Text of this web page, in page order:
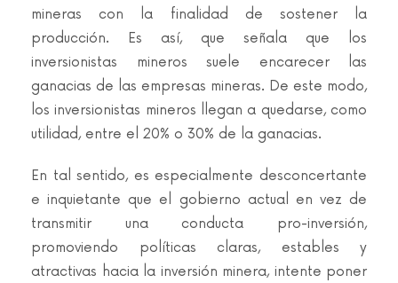
mineras con la finalidad de sostener la
producción. Es así, que señala que los
inversionistas mineros suele encarecer las
ganacias de las empresas mineras. De este modo,
los inversionistas mineros llegan a quedarse, como
utilidad, entre el 20% o 30% de la ganacias.
En tal sentido, es especialmente desconcertante
e inquietante que el gobierno actual en vez de
transmitir una conducta pro-inversión,
promoviendo políticas claras, estables y
atractivas hacia la inversión minera, intente poner